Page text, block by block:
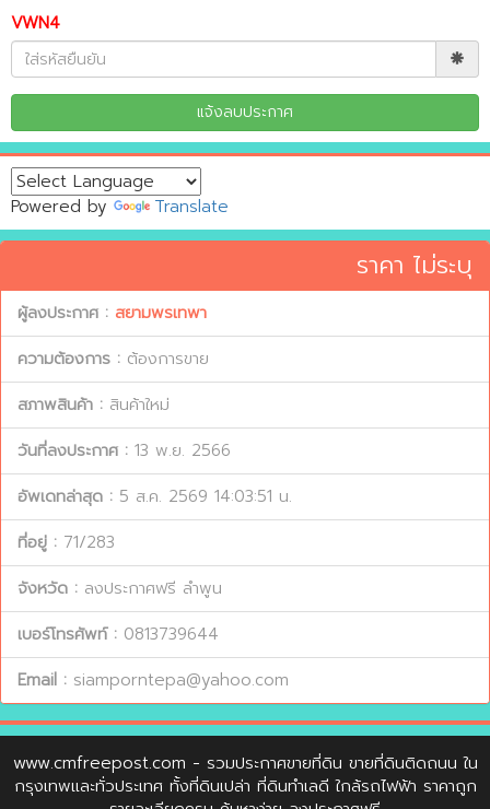
VWN4
Powered by Translate
ราคา ไม่ระบุ
ผู้ลงประกาศ : สยามพรเทพา
ความต้องการ : ต้องการขาย
สภาพสินค้า : สินค้าใหม่
วันที่ลงประกาศ : 13 พ.ย. 2566
อัพเดทล่าสุด : 5 ส.ค. 2569 14:03:51 น.
ที่อยู่ : 71/283
จังหวัด : ลงประกาศฟรี ลำพูน
เบอร์โทรศัพท์ : 0813739644
Email : siamporntepa@yahoo.com
www.cmfreepost.com - รวมประกาศขายที่ดิน ขายที่ดินติดถนน ใน
กรุงเทพและทั่วประเทศ ทั้งที่ดินเปล่า ที่ดินทำเลดี ใกล้รถไฟฟ้า ราคาถูก